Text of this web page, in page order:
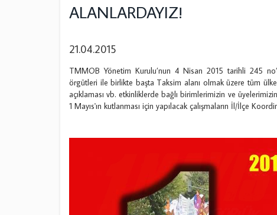
ALANLARDAYIZ!
21.04.2015
TMMOB Yönetim Kurulu’nun 4 Nisan 2015 tarihli 245
örgütleri ile birlikte başta Taksim alanı olmak üzere tüm
açıklaması vb. etkinliklerde bağlı birimlerimizin ve
1 Mayıs'ın kutlanması için yapılacak çalışmaların İl/İlçe